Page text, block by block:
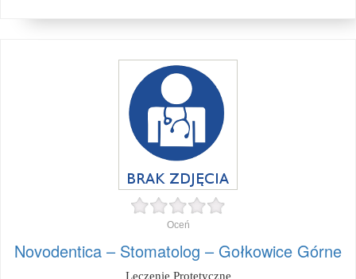
Oceń
Novodentica – Stomatolog – Gołkowice Górne
Leczenie Protetyczne